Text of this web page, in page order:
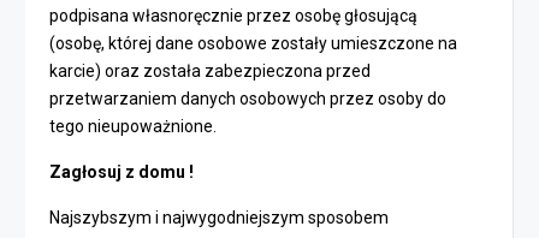
podpisana własnoręcznie przez osobę głosującą
(osobę, której dane osobowe zostały umieszczone na
karcie) oraz została zabezpieczona przed
przetwarzaniem danych osobowych przez osoby do
tego nieupoważnione.
Zagłosuj z domu !
Najszybszym i najwygodniejszym sposobem